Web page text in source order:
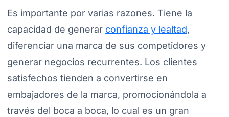
Es importante por varias razones. Tiene la
capacidad de generar confianza y lealtad,
diferenciar una marca de sus competidores y
generar negocios recurrentes. Los clientes
satisfechos tienden a convertirse en
embajadores de la marca, promocionándola a
través del boca a boca, lo cual es un gran